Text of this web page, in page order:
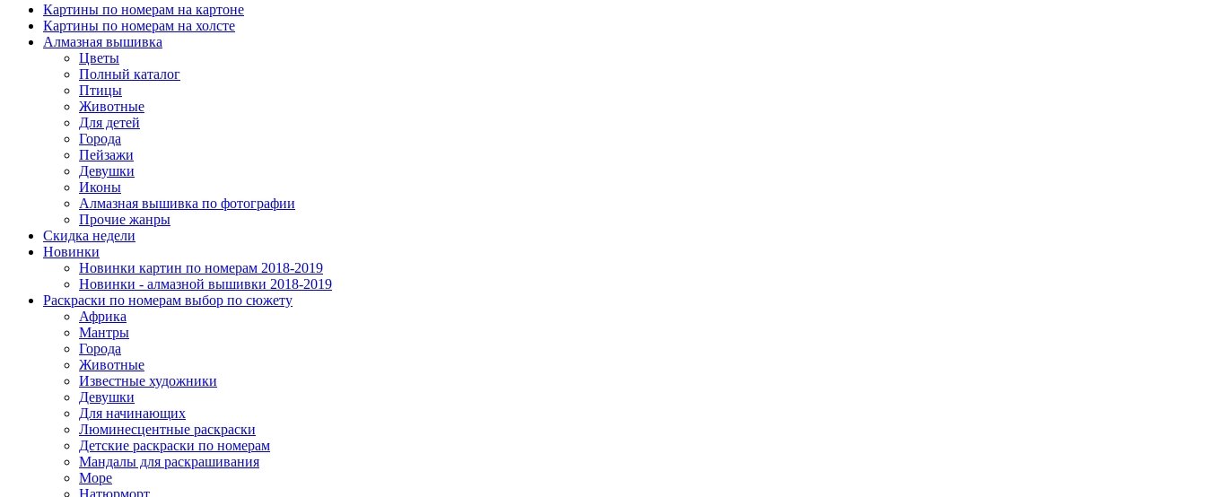
Картины по номерам на картоне
Картины по номерам на холсте
Алмазная вышивка
Цветы
Полный каталог
Птицы
Животные
Для детей
Города
Пейзажи
Девушки
Иконы
Алмазная вышивка по фотографии
Прочие жанры
Скидка недели
Новинки
Новинки картин по номерам 2018-2019
Новинки - алмазной вышивки 2018-2019
Раскраски по номерам выбор по сюжету
Африка
Мантры
Города
Животные
Известные художники
Девушки
Для начинающих
Люминесцентные раскраски
Детские раскраски по номерам
Мандалы для раскрашивания
Море
Натюрморт